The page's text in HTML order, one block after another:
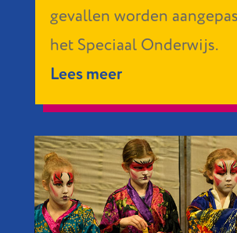
gevallen worden
het Speciaal Onderwijs.
Lees meer